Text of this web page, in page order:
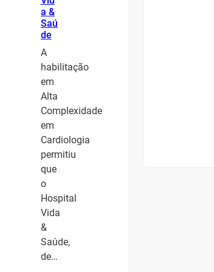
a &
Saú
de
A
habilitação
em
Alta
Complexidade
em
Cardiologia
permitiu
que
o
Hospital
Vida
&
Saúde,
de…